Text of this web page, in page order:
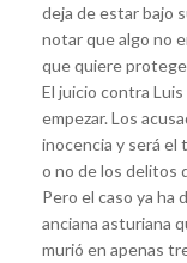
deja de estar bajo
notar que algo no
que quiere
El juicio contra
empezar. Los
inocencia y será el
o no de los delitos
Pero el caso ya ha
anciana asturiana
murió en apenas